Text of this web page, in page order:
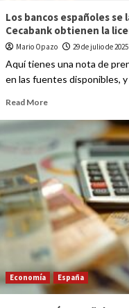
Los bancos españoles
Cecabank obtienen la
Mario Opazo 29 de julio de 2025
Aquí tienes una nota de
en las fuentes disponibles,
Read More
Economía España